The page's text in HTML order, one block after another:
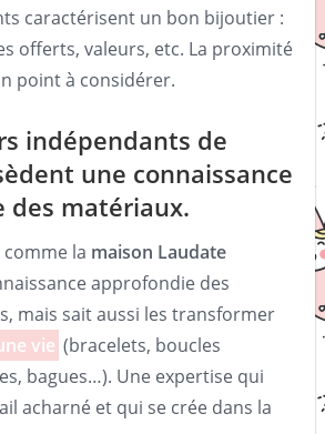
caractérisent un bon bijoutier :
offerts, valeurs, etc. La proximité
point à considérer.
indépendants de
une connaissance
des matériaux.
comme la maison Laudate
approfondie des
mais sait aussi les transformer
vie (bracelets, boucles
bagues…). Une expertise qui
acharné et qui se crée dans la